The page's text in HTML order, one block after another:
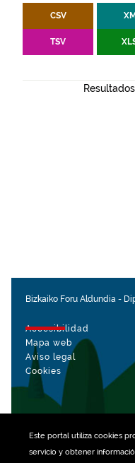
Este portal utiliza cookies
servicio y obtener
CSV
TSV
Bizkaiko Foru Aldundia -
Accesibilidad
Mapa web
Aviso legal
Cookies